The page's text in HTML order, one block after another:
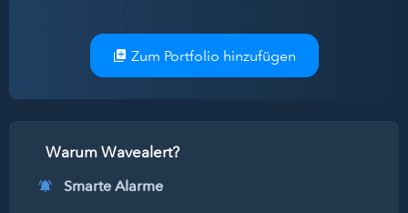
Zum Portfolio hinzufügen
Warum Wavealert?
Smarte Alarme